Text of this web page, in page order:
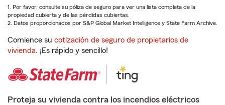
1. Por favor, consulte su póliza de seguro para ver una lista completa de la
propiedad cubierta y de las pérdidas cubiertas.
2. Datos proporcionados por S&P Global Market Intelligence y State Farm Archive.
Comience su cotización de seguro de propietarios de
vivienda. ¡Es rápido y sencillo!
Proteja su vivienda contra los incendios eléctricos